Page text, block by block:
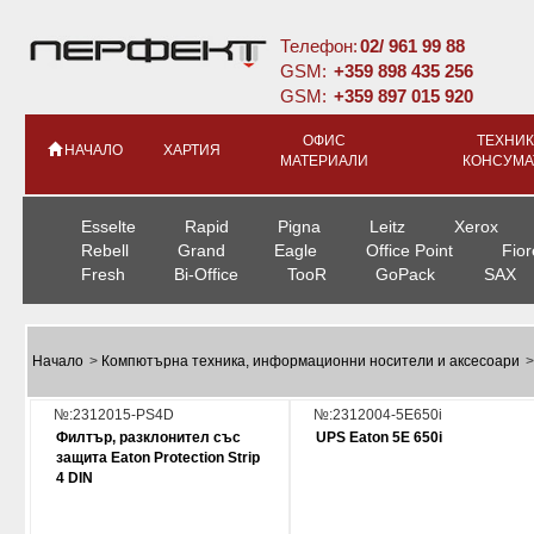
Телефон:02/ 961 99 88
GSM: +359 898 435 256
GSM: +359 897 015 920
НАЧАЛО ХАРТИЯ
ОФИС
МАТЕРИАЛИ
Esselte Rapid Pigna Leitz
Xerox
Rebell
Grand Eagle Office Point
Fresh
Bi-Office TooR GoPack SAX
Начало > Компютърна техника, информационни носители и аксесоари
№:2312015-PS4D
Филтър, разклонител със
защита Eaton Protection Strip
4 DIN
№:2312004-5E650i
UPS Eaton 5E 650i